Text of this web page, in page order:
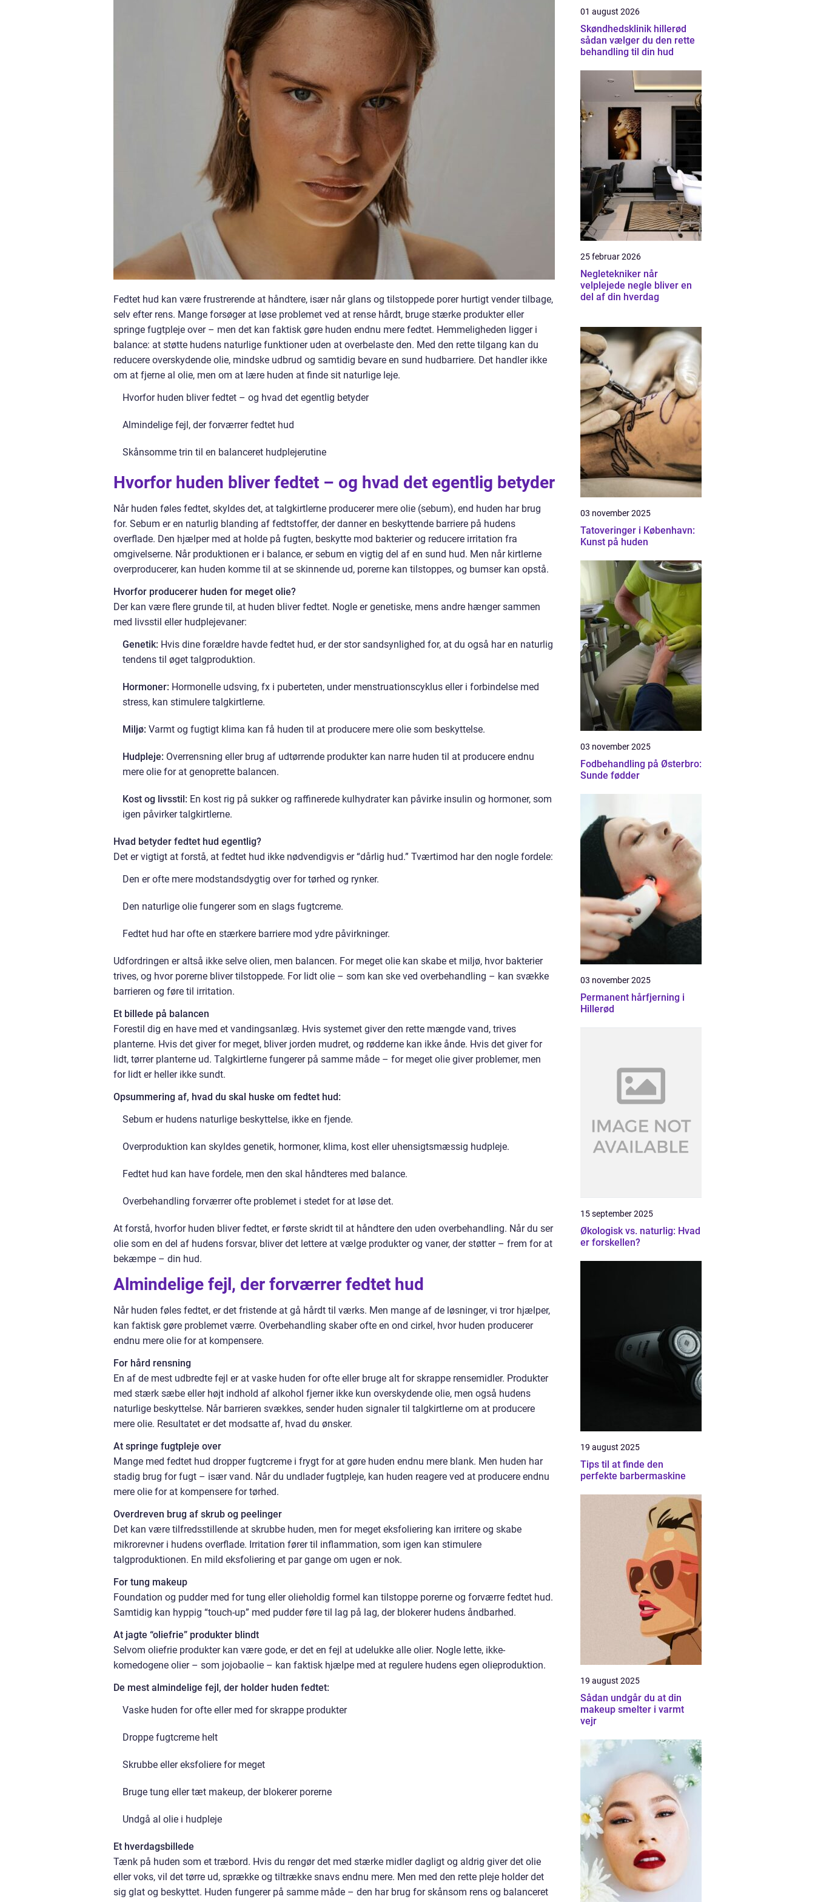
Fedtet hud kan være frustrerende at håndtere, især når glans og tilstoppede porer hurtigt vender tilbage,
selv efter rens. Mange forsøger at løse problemet ved at rense hårdt, bruge stærke produkter eller
springe fugtpleje over – men det kan faktisk gøre huden endnu mere fedtet. Hemmeligheden ligger i
balance: at støtte hudens naturlige funktioner uden at overbelaste den. Med den rette tilgang kan du
reducere overskydende olie, mindske udbrud og samtidig bevare en sund hudbarriere. Det handler ikke
om at fjerne al olie, men om at lære huden at finde sit naturlige leje.
Hvorfor huden bliver fedtet – og hvad det egentlig betyder
Almindelige fejl, der forværrer fedtet hud
Skånsomme trin til en balanceret hudplejerutine
Hvorfor huden bliver fedtet – og hvad det egentlig betyder
Når huden føles fedtet, skyldes det, at talgkirtlerne producerer mere olie (sebum), end huden har brug
for. Sebum er en naturlig blanding af fedtstoffer, der danner en beskyttende barriere på hudens
overflade. Den hjælper med at holde på fugten, beskytte mod bakterier og reducere irritation fra
omgivelserne. Når produktionen er i balance, er sebum en vigtig del af en sund hud. Men når kirtlerne
overproducerer, kan huden komme til at se skinnende ud, porerne kan tilstoppes, og bumser kan opstå.
Hvorfor producerer huden for meget olie?
Der kan være flere grunde til, at huden bliver fedtet. Nogle er genetiske, mens andre hænger sammen
med livsstil eller hudplejevaner:
Genetik: Hvis dine forældre havde fedtet hud, er der stor sandsynlighed for, at du også har en naturlig
tendens til øget talgproduktion.
Hormoner: Hormonelle udsving, fx i puberteten, under menstruationscyklus eller i forbindelse med
stress, kan stimulere talgkirtlerne.
Miljø: Varmt og fugtigt klima kan få huden til at producere mere olie som beskyttelse.
Hudpleje: Overrensning eller brug af udtørrende produkter kan narre huden til at producere endnu
mere olie for at genoprette balancen.
Kost og livsstil: En kost rig på sukker og raffinerede kulhydrater kan påvirke insulin og hormoner, som
igen påvirker talgkirtlerne.
Hvad betyder fedtet hud egentlig?
Det er vigtigt at forstå, at fedtet hud ikke nødvendigvis er “dårlig hud.” Tværtimod har den nogle fordele:
Den er ofte mere modstandsdygtig over for tørhed og rynker.
Den naturlige olie fungerer som en slags fugtcreme.
Fedtet hud har ofte en stærkere barriere mod ydre påvirkninger.
Udfordringen er altså ikke selve olien, men balancen. For meget olie kan skabe et miljø, hvor bakterier
trives, og hvor porerne bliver tilstoppede. For lidt olie – som kan ske ved overbehandling – kan svække
barrieren og føre til irritation.
Et billede på balancen
Forestil dig en have med et vandingsanlæg. Hvis systemet giver den rette mængde vand, trives
planterne. Hvis det giver for meget, bliver jorden mudret, og rødderne kan ikke ånde. Hvis det giver for
lidt, tørrer planterne ud. Talgkirtlerne fungerer på samme måde – for meget olie giver problemer, men
for lidt er heller ikke sundt.
Opsummering af, hvad du skal huske om fedtet hud:
Sebum er hudens naturlige beskyttelse, ikke en fjende.
Overproduktion kan skyldes genetik, hormoner, klima, kost eller uhensigtsmæssig hudpleje.
Fedtet hud kan have fordele, men den skal håndteres med balance.
Overbehandling forværrer ofte problemet i stedet for at løse det.
At forstå, hvorfor huden bliver fedtet, er første skridt til at håndtere den uden overbehandling. Når du ser
olie som en del af hudens forsvar, bliver det lettere at vælge produkter og vaner, der støtter – frem for at
bekæmpe – din hud.
Almindelige fejl, der forværrer fedtet hud
Når huden føles fedtet, er det fristende at gå hårdt til værks. Men mange af de løsninger, vi tror hjælper,
kan faktisk gøre problemet værre. Overbehandling skaber ofte en ond cirkel, hvor huden producerer
endnu mere olie for at kompensere.
For hård rensning
En af de mest udbredte fejl er at vaske huden for ofte eller bruge alt for skrappe rensemidler. Produkter
med stærk sæbe eller højt indhold af alkohol fjerner ikke kun overskydende olie, men også hudens
naturlige beskyttelse. Når barrieren svækkes, sender huden signaler til talgkirtlerne om at producere
mere olie. Resultatet er det modsatte af, hvad du ønsker.
At springe fugtpleje over
Mange med fedtet hud dropper fugtcreme i frygt for at gøre huden endnu mere blank. Men huden har
stadig brug for fugt – især vand. Når du undlader fugtpleje, kan huden reagere ved at producere endnu
mere olie for at kompensere for tørhed.
Overdreven brug af skrub og peelinger
Det kan være tilfredsstillende at skrubbe huden, men for meget eksfoliering kan irritere og skabe
mikrorevner i hudens overflade. Irritation fører til inflammation, som igen kan stimulere
talgproduktionen. En mild eksfoliering et par gange om ugen er nok.
For tung makeup
Foundation og pudder med for tung eller olieholdig formel kan tilstoppe porerne og forværre fedtet hud.
Samtidig kan hyppig “touch-up” med pudder føre til lag på lag, der blokerer hudens åndbarhed.
At jagte “oliefrie” produkter blindt
Selvom oliefrie produkter kan være gode, er det en fejl at udelukke alle olier. Nogle lette, ikke-
komedogene olier – som jojobaolie – kan faktisk hjælpe med at regulere hudens egen olieproduktion.
De mest almindelige fejl, der holder huden fedtet:
Vaske huden for ofte eller med for skrappe produkter
Droppe fugtcreme helt
Skrubbe eller eksfoliere for meget
Bruge tung eller tæt makeup, der blokerer porerne
Undgå al olie i hudpleje
Et hverdagsbillede
Tænk på huden som et træbord. Hvis du rengør det med stærke midler dagligt og aldrig giver det olie
eller voks, vil det tørre ud, sprække og tiltrække snavs endnu mere. Men med den rette pleje holder det
sig glat og beskyttet. Huden fungerer på samme måde – den har brug for skånsom rens og balanceret
01 august 2026
Skøndhedsklinik hillerød
sådan vælger du den rette
behandling til din hud
25 februar 2026
Negletekniker når
velplejede negle bliver en
del af din hverdag
03 november 2025
Tatoveringer i København:
Kunst på huden
03 november 2025
Fodbehandling på Østerbro:
Sunde fødder
03 november 2025
Permanent hårfjerning i
Hillerød
15 september 2025
Økologisk vs. naturlig: Hvad
er forskellen?
19 august 2025
Tips til at finde den
perfekte barbermaskine
19 august 2025
Sådan undgår du at din
makeup smelter i varmt
vejr